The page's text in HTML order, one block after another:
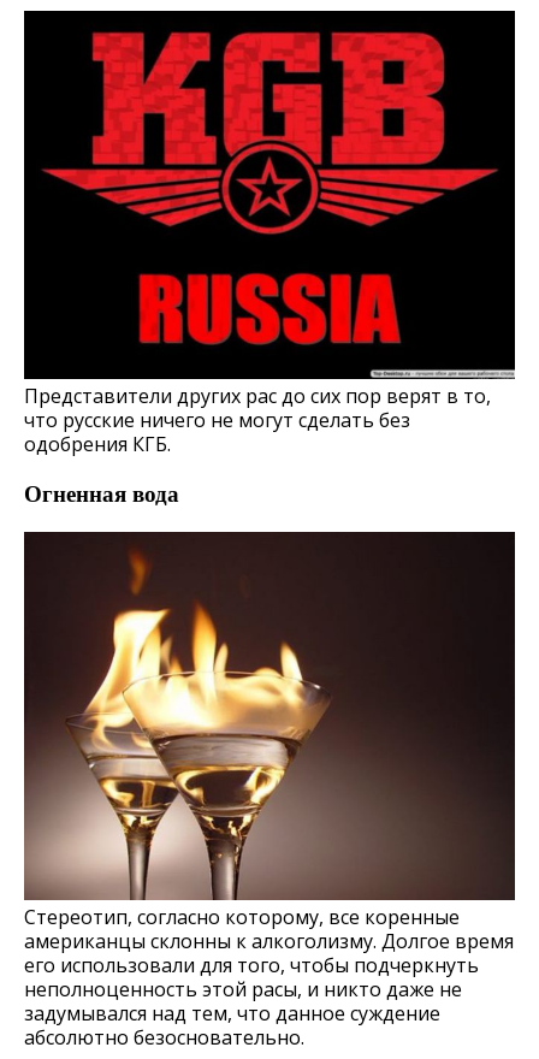
Представители других рас до сих пор верят в то,
что русские ничего не могут сделать без
одобрения КГБ.
Огненная вода
Стереотип, согласно которому, все коренные
американцы склонны к алкоголизму. Долгое время
его использовали для того, чтобы подчеркнуть
неполноценность этой расы, и никто даже не
задумывался над тем, что данное суждение
абсолютно безосновательно.